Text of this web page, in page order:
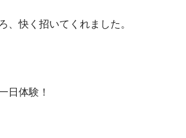
、快く招いてくれました。
日体験！